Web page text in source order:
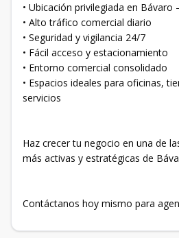
• Ubicación privilegiada en Bávaro
• Alto tráfico comercial diario
• Seguridad y vigilancia 24/7
• Fácil acceso y estacionamiento
• Entorno comercial consolidado
• Espacios ideales para oficinas,
servicios
Haz crecer tu negocio en una de
más activas y estratégicas de
Contáctanos hoy mismo para